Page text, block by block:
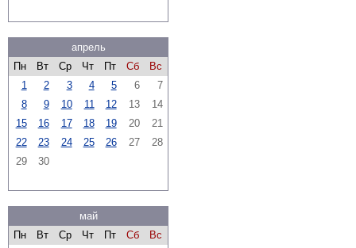
апрель
Пн
Вт Ср Чт Пт Сб
Вс
1
2 3 4 5 6
7
8
9 10 11 12 13
14
15
16 17 18 19 20
21
22
23 24 25 26 27
28
29
30
май
Пн
Вт Ср Чт Пт Сб
Вс